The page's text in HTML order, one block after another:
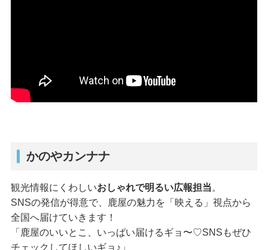
かのやカンナナ
観光情報にくわしいおしゃれで明るい広報担当。
SNSの発信が得意で、鹿屋の魅力を「映える」視点から
全国へ届けていきます！
「鹿屋のいいとこ、いっぱい届けるギョ〜♡SNSもぜひ
チェックしてほしいギョ♪」